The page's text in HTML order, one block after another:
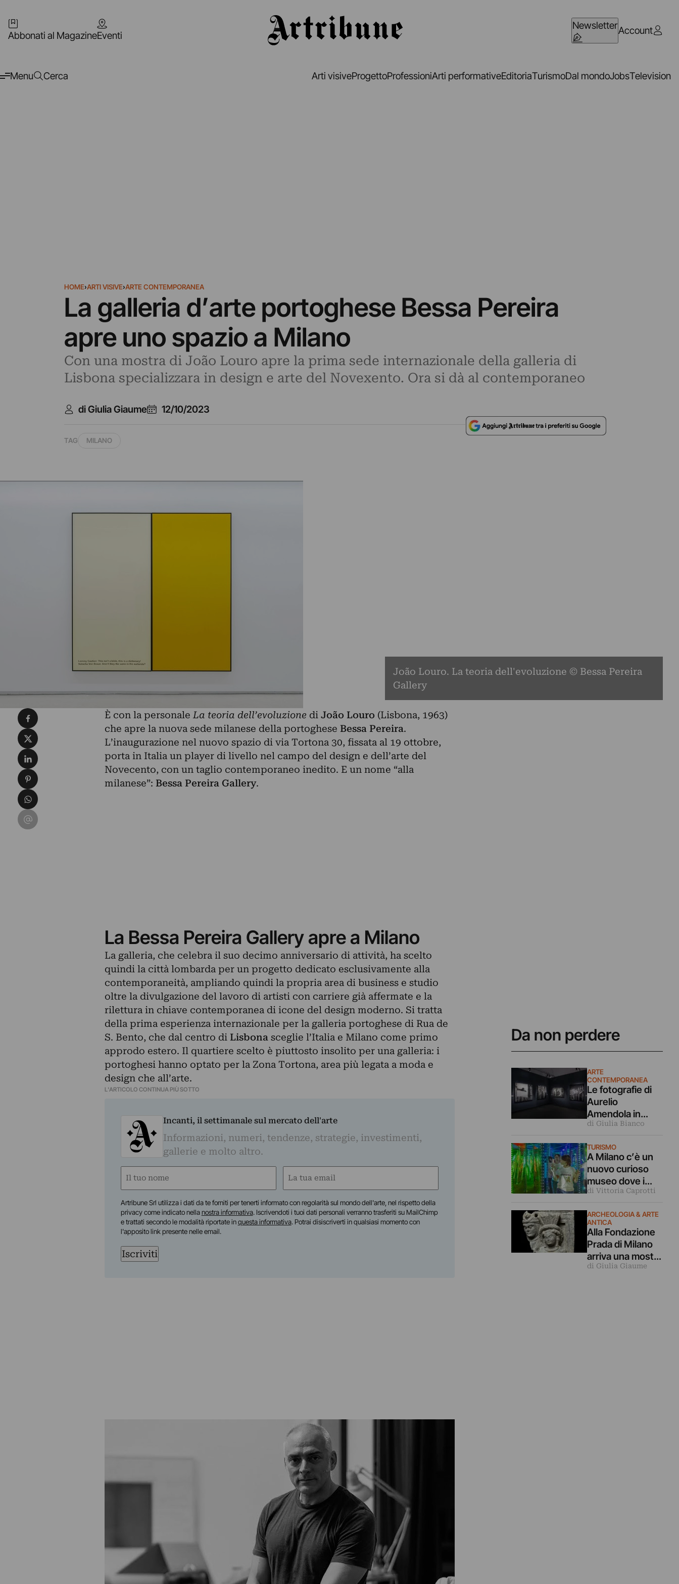
Abbonati al MagazineEventi
NewsletterAccount
Menu Cerca Arti visiveProgettoProfessioniArti performativeEditoriaTurismoDal mondoJobsTelevision
HOME›ARTI VISIVE›ARTE CONTEMPORANEA
La galleria d’arte portoghese Bessa Pereira
apre uno spazio a Milano
Con una mostra di João Louro apre la prima sede internazionale della galleria di
Lisbona specializzara in design e arte del Novexento. Ora si dà al contemporaneo
di Giulia Giaume 12/10/2023
TAG MILANO
João Louro. La teoria dell'evoluzione © Bessa Pereira
Gallery
È con la personale La teoria dell’evoluzione di João Louro (Lisbona, 1963)
che apre la nuova sede milanese della portoghese Bessa Pereira.
L’inaugurazione nel nuovo spazio di via Tortona 30, fissata al 19 ottobre,
porta in Italia un player di livello nel campo del design e dell’arte del
Novecento, con un taglio contemporaneo inedito. E un nome “alla
milanese”: Bessa Pereira Gallery.
La Bessa Pereira Gallery apre a Milano
La galleria, che celebra il suo decimo anniversario di attività, ha scelto
quindi la città lombarda per un progetto dedicato esclusivamente alla
contemporaneità, ampliando quindi la propria area di business e studio
oltre la divulgazione del lavoro di artisti con carriere già affermate e la
rilettura in chiave contemporanea di icone del design moderno. Si tratta
della prima esperienza internazionale per la galleria portoghese di Rua de
S. Bento, che dal centro di Lisbonasceglie l’Italia e Milano come primo
approdo estero. Il quartiere scelto è piuttosto insolito per una galleria: i
portoghesi hanno optato per la Zona Tortona, area più legata a moda e
design che all’arte.
L'ARTICOLO CONTINUA PIÙ SOTTO
Incanti, il settimanale sul mercato dell'arte
Informazioni, numeri, tendenze, strategie, investimenti,
gallerie e molto altro.
Nome
Email
Artribune Srl utilizza i dati da te forniti per tenerti informato con regolarità sul mondo dell'arte, nel rispetto della
privacy come indicato nellanostra informativa. Iscrivendoti i tuoi dati personali verranno trasferiti su MailChimp
e trattati secondo le modalità riportate inquesta informativa. Potrai disiscriverti in qualsiasi momento con
l'apposito link presente nelle email.
Iscriviti
Da non perdere
ARTE
CONTEMPORANEA
Le fotografie di
Aurelio
Amendola in
dialogo coi
dell’arte in
mostra a Milano
di Giulia Bianco
TURISMO
A Milano c’è un
nuovo curioso
museo dove i
nostri cinque
ingannati
di Vittoria Caprotti
ARCHEOLOGIA & ARTE
ANTICA
Alla Fondazione
Prada di Milano
arriva una mostra
archeologica
di Giulia Giaume
Condividi su Facebook
Condividi su X
Condividi su LinkedIn
Condividi su Pinterest
Condividi su WhatsApp
Condividi su Email